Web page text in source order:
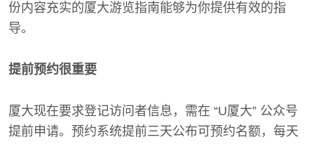
份内容充实的厦大游览指南能够为你提供有效的指
导。
提前预约很重要
厦大现在要求登记访问者信息，需在 “U厦大” 公众号
提前申请。预约系统提前三天公布可预约名额，每天